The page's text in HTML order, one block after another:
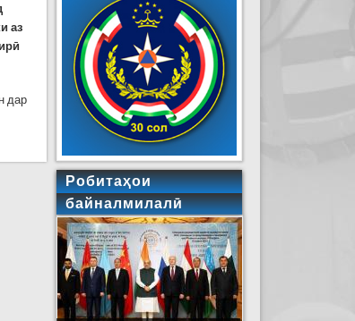
аз
дар
садамаи мошин ду нафар ҷон бохтанд
Робитаҳои
байналмилалӣ